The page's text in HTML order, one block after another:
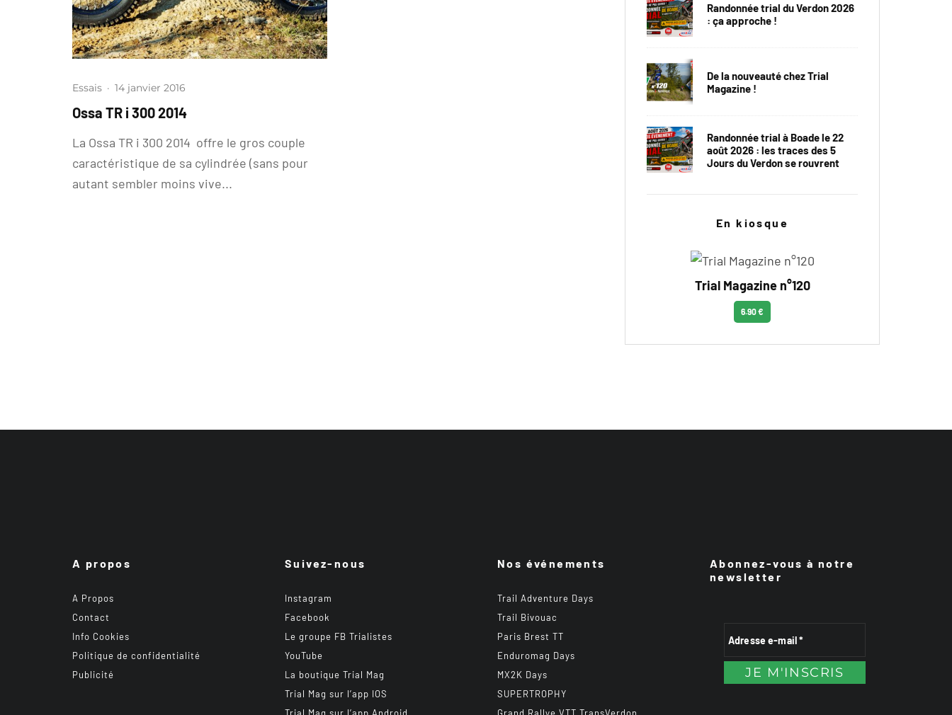
Essais · 14 janvier 2016
Ossa TR i 300 2014
La Ossa TR i 300 2014 offre le gros couple
caractéristique de sa cylindrée (sans pour
autant sembler moins vive...
Randonnée trial du Verdon 2026
: ça approche !
De la nouveauté chez Trial
Magazine !
Randonnée trial à Boade le 22
août 2026 : les traces des 5
Jours du Verdon se rouvrent
En kiosque
Trial Magazine n°120
6.90 €
A propos
A Propos
Contact
Info Cookies
Politique de confidentialité
Publicité
Suivez-nous
Instagram
Facebook
Le groupe FB Trialistes
YouTube
La boutique Trial Mag
Trial Mag sur l’app IOS
Nos événements
Trail Adventure Days
Trail Bivouac
Paris Brest TT
Enduromag Days
MX2K Days
SUPERTROPHY
Abonnez-vous à notre
newsletter